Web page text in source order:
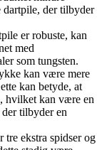
dartpile, der tilbyder
er robuste, kan
med
som tungsten.
kan være mere
kan betyde, at
hvilket kan være en
tilbyder en
tre ekstra spidser og